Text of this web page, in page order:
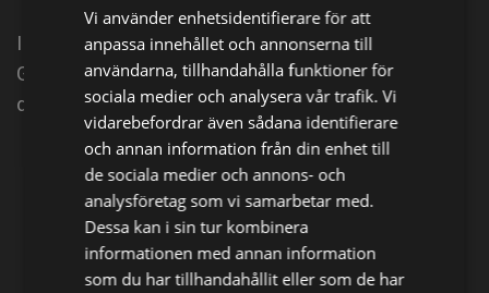
I Vidas trädgård finns en liten grind som leder till
Goskogen. Dit går hon och hamstern Popcorn varje
dag för att ta hand om alla djur.
Facebook X
Vi använder enhetsidentifierare för att
anpassa innehållet och annonserna till
användarna, tillhandahålla funktioner för
sociala medier och analysera vår trafik. Vi
vidarebefordrar även sådana identifierare
och annan information från din enhet till
de sociala medier och annons- och
analysföretag som vi samarbetar med.
Dessa kan i sin tur kombinera
informationen med annan information
som du har tillhandahållit eller som de har